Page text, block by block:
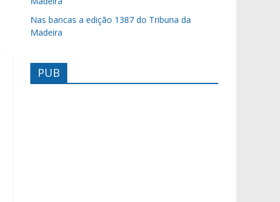
Nas bancas a edição 1387 do Tribuna da
Madeira
PUB